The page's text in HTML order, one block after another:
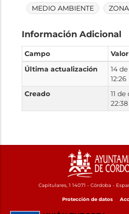
MEDIO AMBIENTE
Información Adicional
Campo
Valor
Última actualización
14
Creado
11
Capitulares, 1 14071 - Córdoba -
Protección de datos